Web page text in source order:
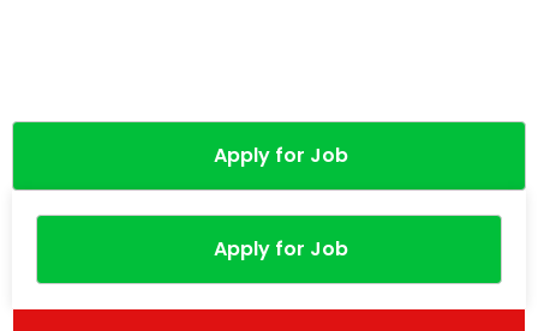
Apply for Job
Apply for Job